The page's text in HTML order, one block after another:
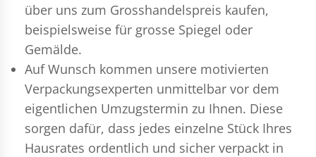
über uns zum Grosshandelspreis kaufen,
beispielsweise für grosse Spiegel oder
Gemälde.
Auf Wunsch kommen unsere motivierten
Verpackungsexperten unmittelbar vor dem
eigentlichen Umzugstermin zu Ihnen. Diese
sorgen dafür, dass jedes einzelne Stück Ihres
Hausrates ordentlich und sicher verpackt in